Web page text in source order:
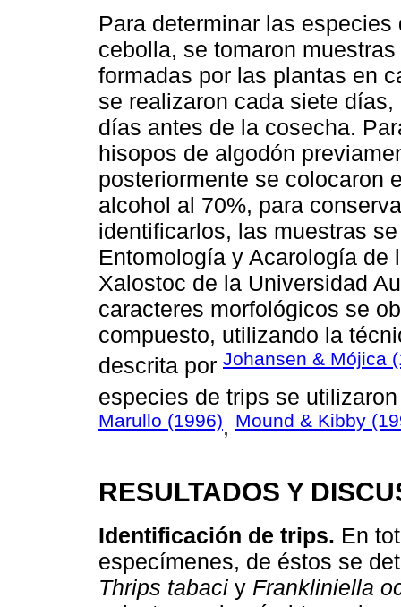
Para determinar las
cebolla, se tomaron
formadas por las plantas en
se realizaron cada siete
días antes de la cosecha.
hisopos de algodón
posteriormente se colocaron
alcohol al 70%, para
identificarlos, las muestras
Entomología y Acarología de
Xalostoc de la Universidad
caracteres morfológicos se
compuesto, utilizando la
descrita por Johansen & Mójica
especies de trips se
Marullo (1996), Mound & Kibby
RESULTADOS Y
Identificación de trips. En
especímenes, de éstos se
Thrips tabaci y Frankliniella